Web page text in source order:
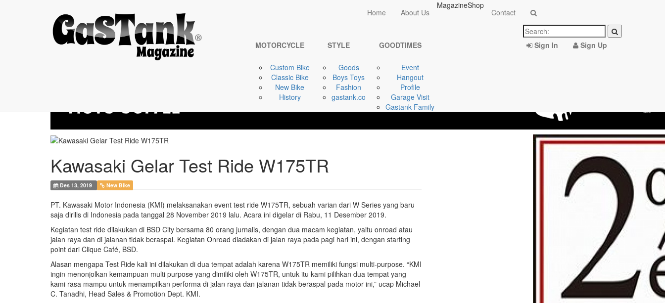
Home About Us
MagazineShop
Contact
MOTORCYCLE
Custom Bike
Classic Bike
New Bike
History
STYLE
Goods
Boys Toys
Fashion
gastank.co
GOODTIMES
Event
Hangout
Profile
Garage Visit
Gastank Family
Sign In Sign Up
Kawasaki Gelar Test
Home
MOTORCYCLE
Kawasaki Gelar Test Ride W175TR
Des 13, 2019 New Bike
PT. Kawasaki Motor Indonesia (KMI) melaksanakan event test ride W175TR, sebuah varian dari W Series yang baru
saja dirilis di Indonesia pada tanggal 28 November 2019 lalu. Acara ini digelar di Rabu, 11 Desember 2019.
Kegiatan test ride dilakukan di BSD City bersama 80 orang jurnalis, dengan dua macam kegiatan, yaitu onroad atau
jalan raya dan di jalanan tidak beraspal. Kegiatan Onroad diadakan di jalan raya pada pagi hari ini, dengan starting
point dari Clique Café, BSD.
Alasan mengapa Test Ride kali ini dilakukan di dua tempat adalah karena W175TR memiliki fungsi multi-purpose. “KMI
ingin menonjolkan kemampuan multi purpose yang dimiliki oleh W175TR, untuk itu kami pilihkan dua tempat yang
kami rasa mampu untuk menampilkan performa di jalan raya dan jalanan tidak beraspal pada motor ini,” ucap Michael
C. Tanadhi, Head Sales & Promotion Dept. KMI.